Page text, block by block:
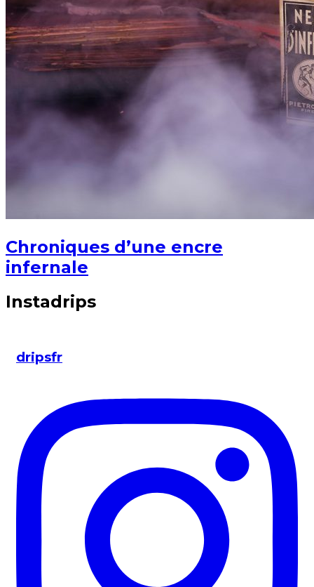
Chroniques d’une encre
infernale
Instadrips
dripsfr